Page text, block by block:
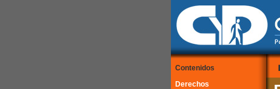
Contenidos
Derechos